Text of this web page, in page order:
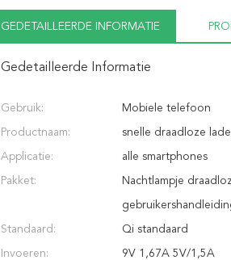
GEDETAILLEERDE INFORMATIE
Gedetailleerde Informatie
Gebruik: Mobiele telefoon
Productnaam: snelle draadloze
Applicatie: alle smartphones
Pakket: Nachtlampje
Standaard: Qi standaard
Invoeren: 9V 1,67A 5V/1,5A